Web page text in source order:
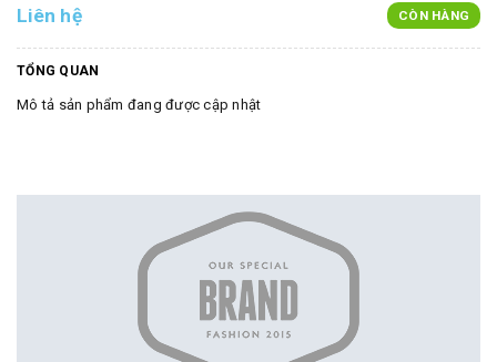
Liên hệ CÒN HÀNG
TỔNG QUAN
Mô tả sản phẩm đang được cập nhật